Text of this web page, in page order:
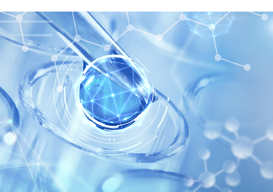
学院简介
党政领导
机构设置 实验中心
领军人才 领军人才
教师队伍 正高级
副高级
中级
博士后
行业导师
PI实验室